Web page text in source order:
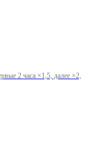
2 часа ×1,5, далее ×2,